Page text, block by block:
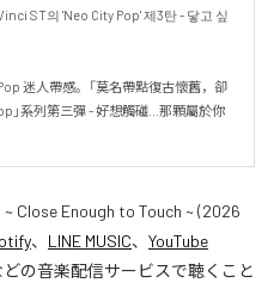
ST의 'Neo City Pop' 제3탄 - 닿고 싶
迷人帶感。「莫名帶點復古懷舊，卻
」系列第三彈 - 好想觸碰...那顆屬於你
Close Enough to Touch ~ (2026
、 LINE MUSIC、 YouTube
どの音楽配信サービスで聴くこと